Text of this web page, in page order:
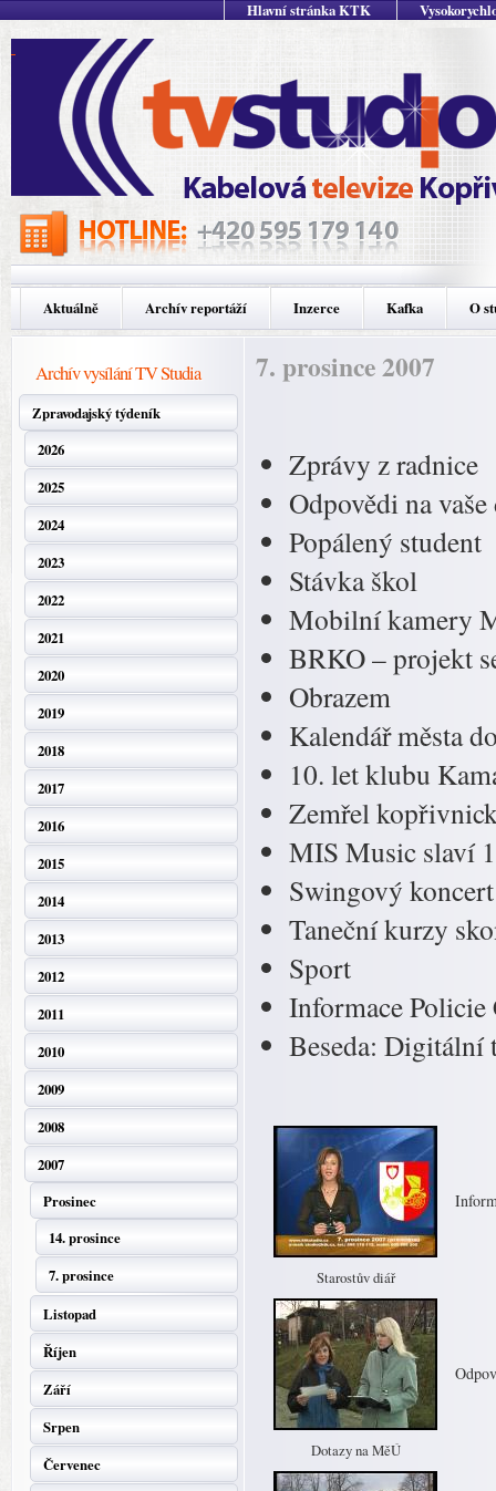
Hlavní stránka KTK
Aktuálně Archív reportáží Inzerce Kafka O
Archív vysílání TV Studia
Zpravodajský týdeník
2026
2025
2024
2023
2022
2021
2020
2019
2018
2017
2016
2015
2014
2013
2012
2011
2010
2009
2008
2007
Prosinec
14. prosince
7. prosince
Listopad
Říjen
Září
Srpen
Červenec
7. prosince 2007
Zprávy z radnice
Odpovědi na
Popálený student
Stávka škol
Mobilní kamery
BRKO – projekt
Obrazem
Kalendář města
10. let klubu
Zemřel
MIS Music slaví
Swingový koncert
Taneční kurzy
Sport
Informace
Beseda:
Starostův diář
Dotazy na MěÚ